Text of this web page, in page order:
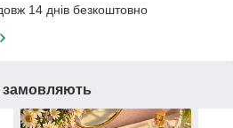
14 днів безкоштовно
замовляють